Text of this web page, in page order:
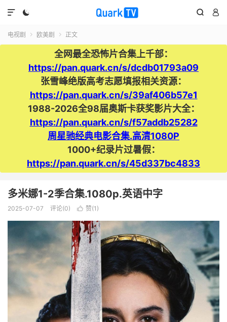
  

电视剧  欧美剧  正文
全网最全恐怖片合集上千部：
https://pan.quark.cn/s/dcdb01793a09
张雪峰绝版高考志愿填报相关资源：
https://pan.quark.cn/s/39af406b57e1
1988-2026全98届奥斯卡获奖影片大全：
https://pan.quark.cn/s/f57addb25282
周星驰经典电影合集.高清1080P
1000+纪录片过暑假：
https://pan.quark.cn/s/45d337bc4833
多米娜1-2季合集.1080p.英语中字
2025-07-07 评论(0)  赞(1 )